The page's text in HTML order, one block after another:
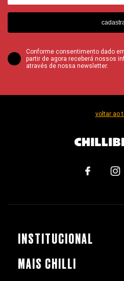
Conforme consentimento dado
partir de agora receberá nossos
através de nossa newsletter.
voltar ao
INSTITUCIONAL
MAIS CHILLI